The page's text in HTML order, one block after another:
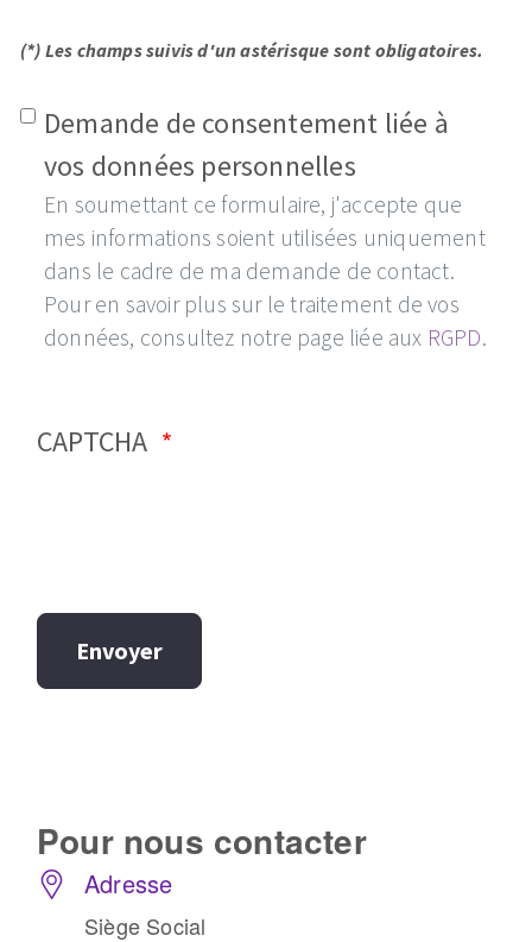
(*) Les champs suivis d'un astérisque sont obligatoires.
Demande de consentement liée à
vos données personnelles
En soumettant ce formulaire, j'accepte que
mes informations soient utilisées uniquement
dans le cadre de ma demande de contact.
Pour en savoir plus sur le traitement de vos
données, consultez notre page liée aux RGPD.
CAPTCHA
Envoyer
Pour nous contacter
Adresse
Siège Social